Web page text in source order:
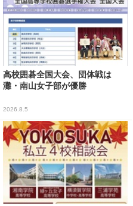
高校囲碁全国大会、団体戦は
灘・南山女子部が優勝
2026.8.5